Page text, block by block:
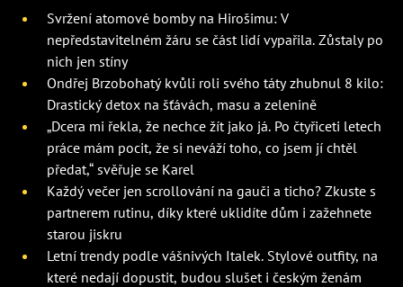
Svržení atomové bomby na Hirošimu: V
nepředstavitelném žáru se část lidí vypařila. Zůstaly po
nich jen stíny
Ondřej Brzobohatý kvůli roli svého táty zhubnul 8 kilo:
Drastický detox na šťávách, masu a zelenině
„Dcera mi řekla, že nechce žít jako já. Po čtyřiceti letech
práce mám pocit, že si neváží toho, co jsem jí chtěl
předat,“ svěřuje se Karel
Každý večer jen scrollování na gauči a ticho? Zkuste s
partnerem rutinu, díky které uklidíte dům i zažehnete
starou jiskru
Letní trendy podle vášnivých Italek. Stylové outfity, na
které nedají dopustit, budou slušet i českým ženám